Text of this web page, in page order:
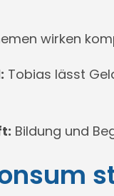
wirken
Tobias lässt
Bildung und